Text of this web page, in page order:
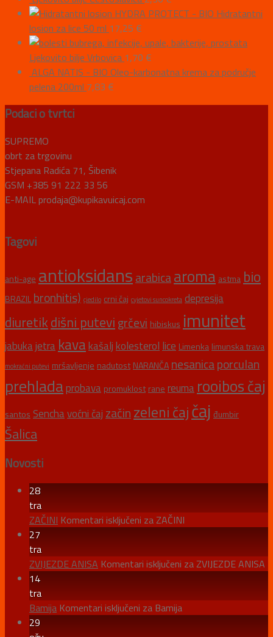
HYDRA PROTECT - BIO Hidratantni
losion za lice 50 ml 17,25 €
Ljekovito bilje Vrbovica 1,70 €
ALGA NATIS - BIO Oleo-karbonatna krema za područje
pelena 200ml 7,83 €
Podaci o tvrtci
SUPREMO
obrt za trgovinu
Stjepana Radića 71, Šibenik
GSM +385 91 222 33 56
E-MAIL prodaja@kupikavuicaj.com
Tagovi
anti-age antioksidans arabicaaroma astma bio
BRAZIL bronhitis) cjedilo crni čaj cvjetovi suncokreta depresija
diuretikdišni putevi grčevi hibiskus imunitet
jabukajetra kavakašaljkolesterol lice Limenka limunska trava
mokraćni putevi mršavljenje nadutost NARANČA nesanicaporculan
prehladaprobava promuklost rane reuma rooibos čaj
santos Senchavoćni čaj začin zeleni čajčaj đumbir
Šalica
Novosti
28
tra
ZAČINI Komentari isključeni za ZAČINI
27
tra
ZVIJEZDE ANISA Komentari isključeni za ZVIJEZDE ANISA
14
tra
Bamija Komentari isključeni za Bamija
29